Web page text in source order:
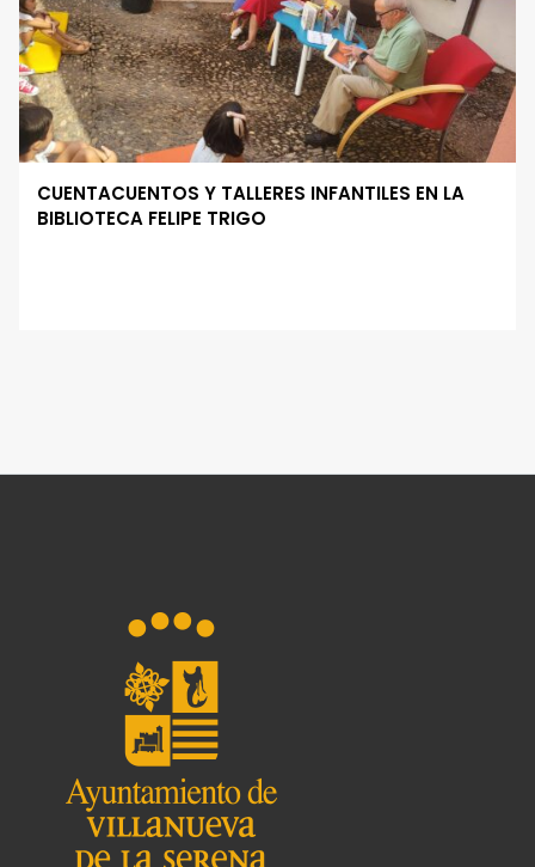
CUENTACUENTOS Y TALLERES INFANTILES EN LA
BIBLIOTECA FELIPE TRIGO